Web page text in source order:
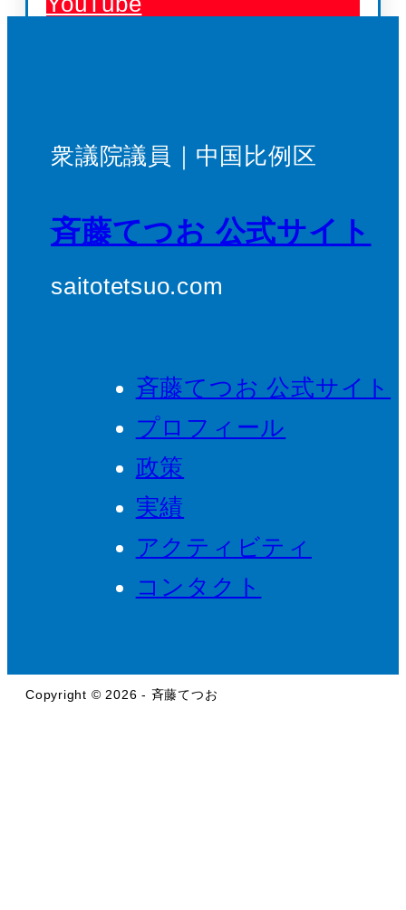
衆議院議員｜中国比例区
斉藤てつお 公式サイト
saitotetsuo.com
斉藤てつお 公式サイト
プロフィール
政策
実績
アクティビティ
コンタクト
Copyright © 2026 - 斉藤てつお